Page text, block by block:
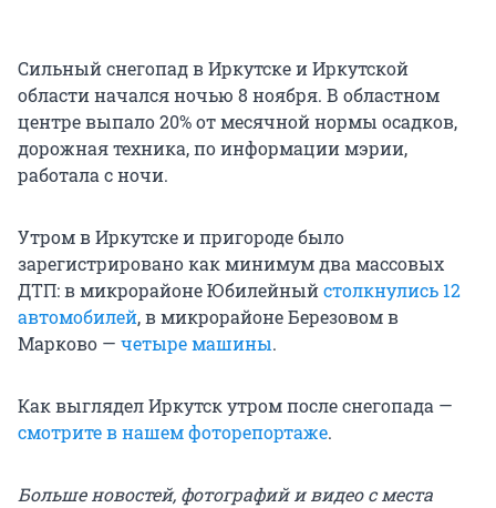
Сильный снегопад в Иркутске и Иркутской
области начался ночью 8 ноября. В областном
центре выпало 20% от месячной нормы осадков,
дорожная техника, по информации мэрии,
работала с ночи.
Утром в Иркутске и пригороде было
зарегистрировано как минимум два массовых
ДТП: в микрорайоне Юбилейныйстолкнулись 12
автомобилей, в микрорайоне Березовом в
Марково — четыре машины.
Как выглядел Иркутск утром после снегопада —
смотрите в нашем фоторепортаже.
Больше новостей, фотографий и видео с места